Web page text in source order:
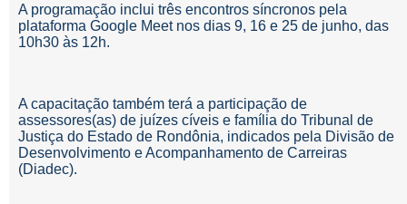
A programação inclui três encontros síncronos pela
plataforma Google Meet nos dias 9, 16 e 25 de junho, das
10h30 às 12h.
A capacitação também terá a participação de
assessores(as) de juízes cíveis e família do Tribunal de
Justiça do Estado de Rondônia, indicados pela Divisão de
Desenvolvimento e Acompanhamento de Carreiras
(Diadec).